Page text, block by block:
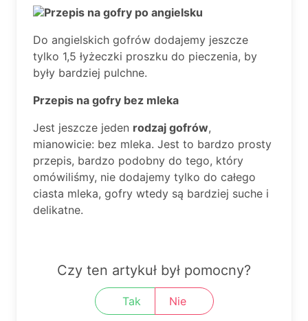
Przepis na gofry po angielsku
Do angielskich gofrów dodajemy jeszcze
tylko 1,5 łyżeczki proszku do pieczenia, by
były bardziej pulchne.
Przepis na gofry bez mleka
Jest jeszcze jeden rodzaj gofrów,
mianowicie: bez mleka. Jest to bardzo prosty
przepis, bardzo podobny do tego, który
omówiliśmy, nie dodajemy tylko do całego
ciasta mleka, gofry wtedy są bardziej suche i
delikatne.
Czy ten artykuł był pomocny?
Tak Nie